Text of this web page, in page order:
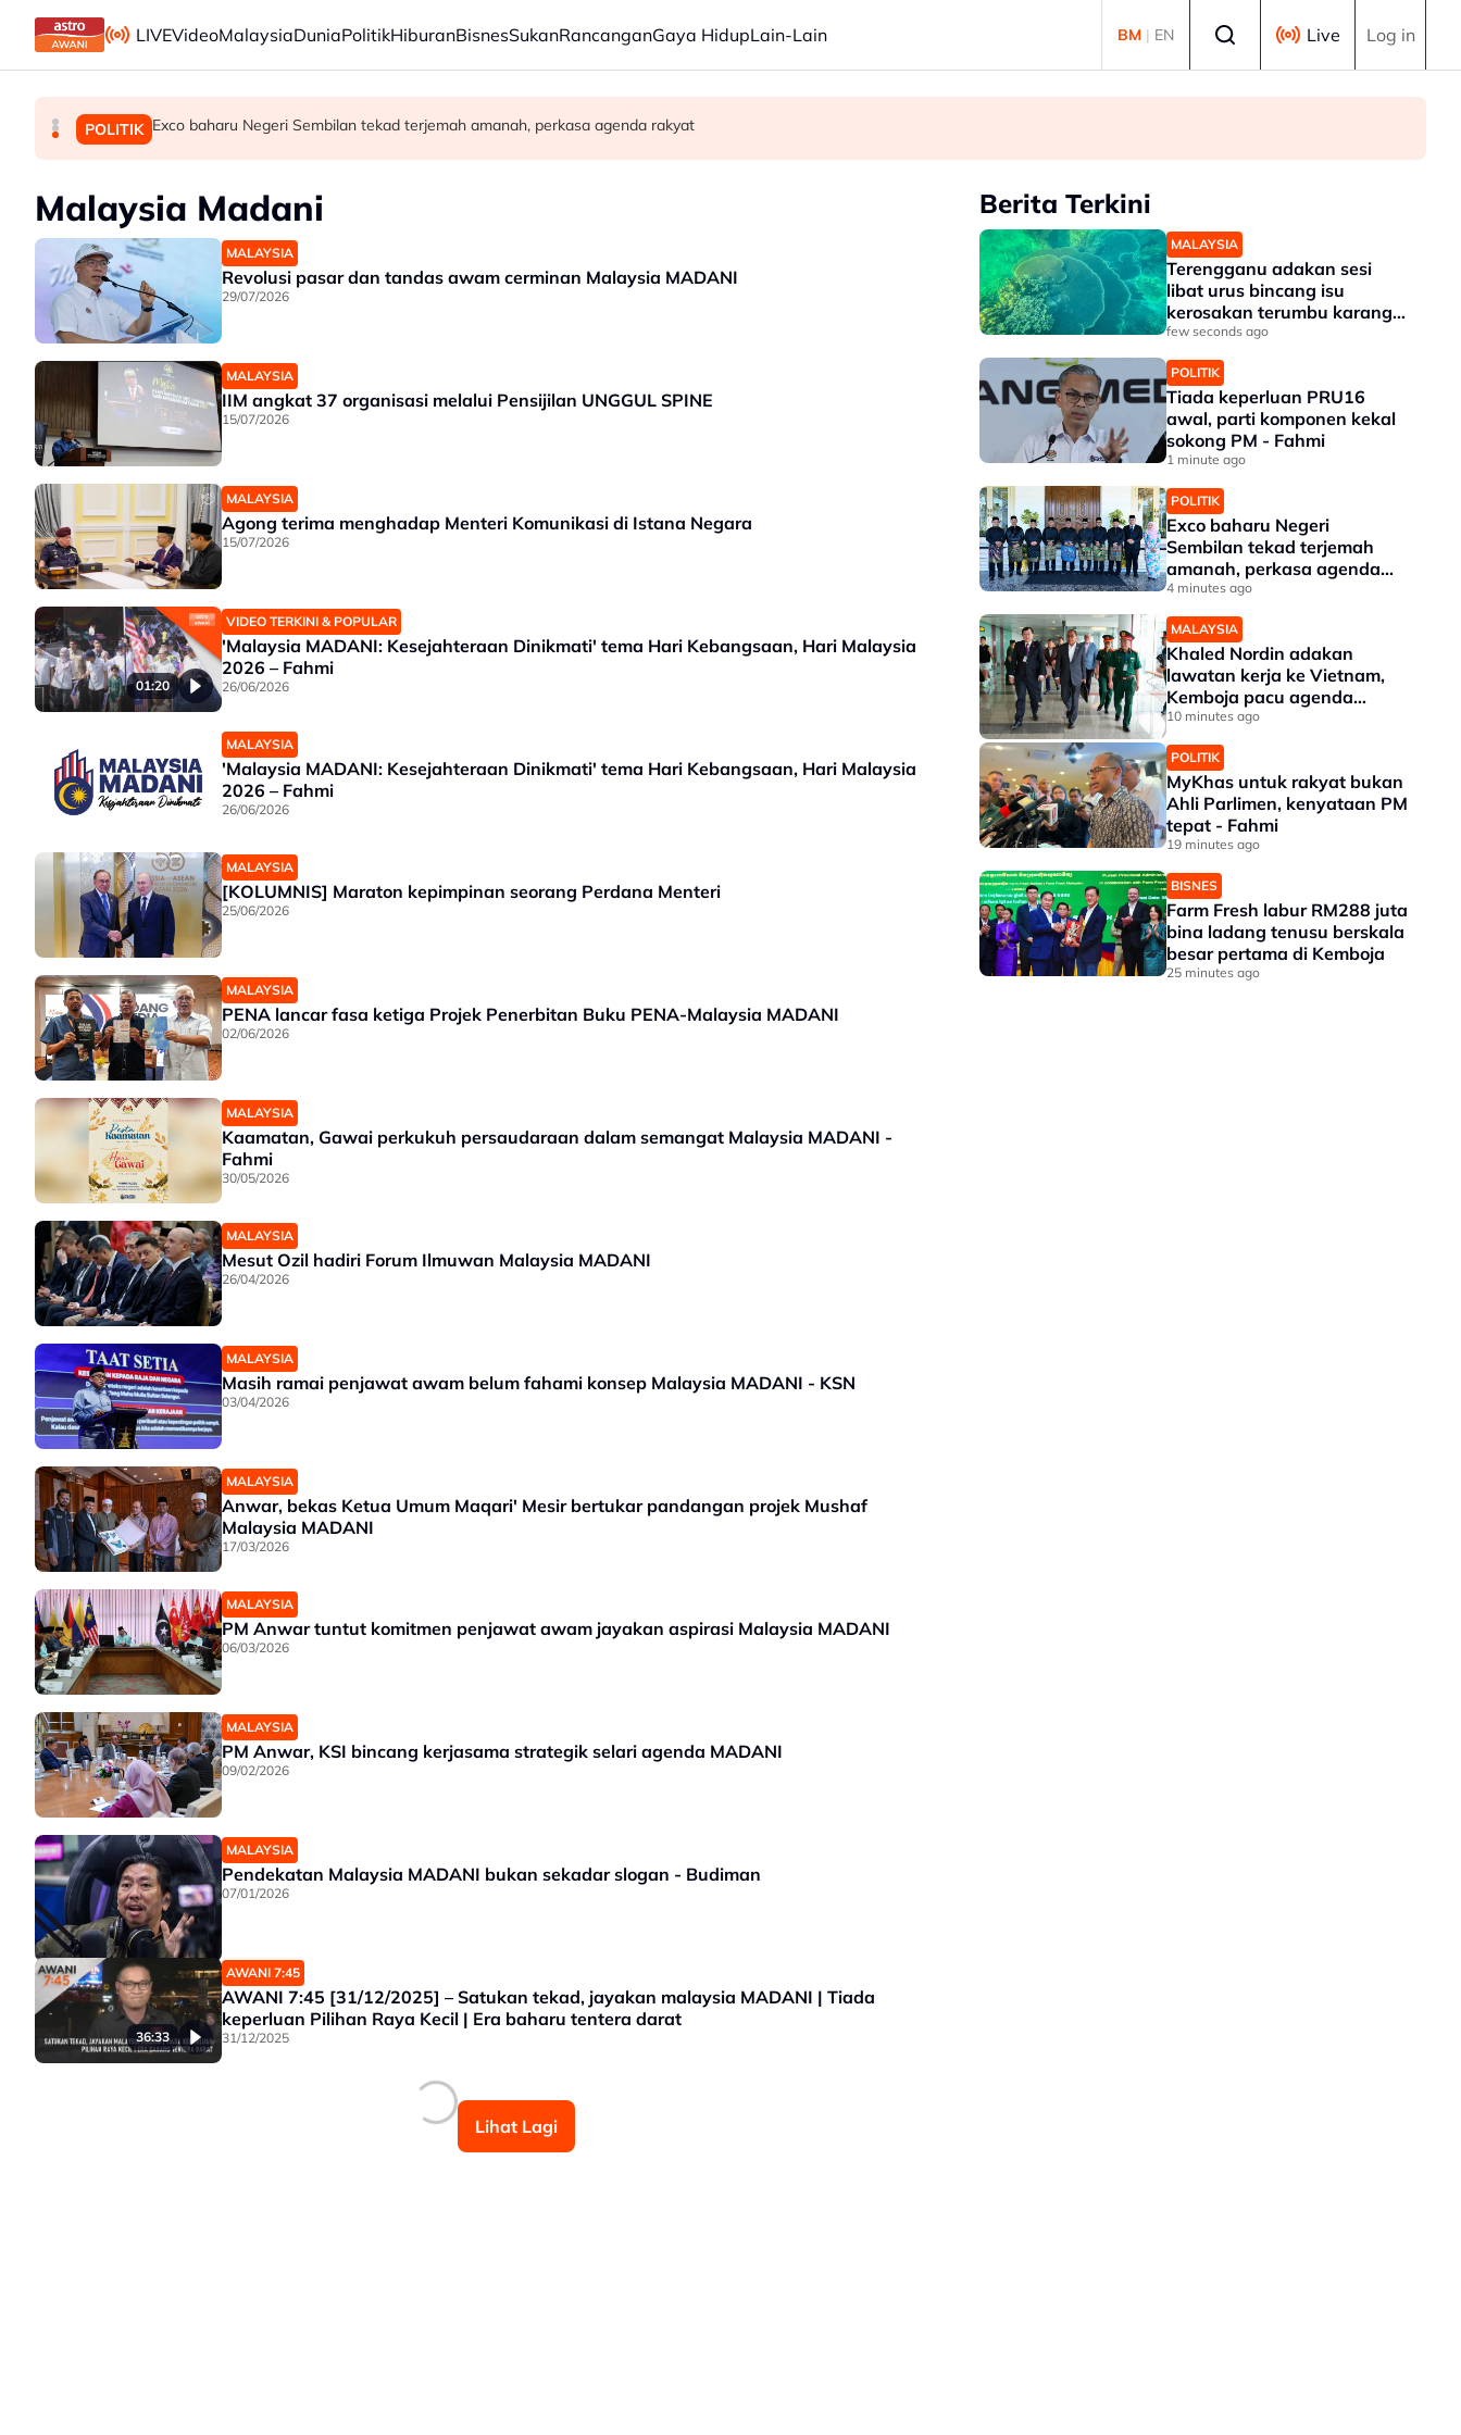
Skip to main content
LIVEVideoMalaysiaDuniaPolitikHiburanBisnesSukanRancanganGaya HidupLain-Lain BM | EN Live Log in
MALAYSIA Terengganu adakan sesi libat urus bincang isu kerosakan terumbu karang di Pulau Redang
POLITIK Tiada keperluan PRU16 awal, parti komponen kekal sokong PM - Fahmi
POLITIK Exco baharu Negeri Sembilan tekad terjemah amanah, perkasa agenda rakyat
Malaysia Madani
MALAYSIA
Revolusi pasar dan tandas awam cerminan Malaysia MADANI
29/07/2026
MALAYSIA
IIM angkat 37 organisasi melalui Pensijilan UNGGUL SPINE
15/07/2026
MALAYSIA
Agong terima menghadap Menteri Komunikasi di Istana Negara
15/07/2026
01:20
VIDEO TERKINI & POPULAR
'Malaysia MADANI: Kesejahteraan Dinikmati' tema Hari Kebangsaan, Hari Malaysia
2026 – Fahmi
26/06/2026
MALAYSIA
'Malaysia MADANI: Kesejahteraan Dinikmati' tema Hari Kebangsaan, Hari Malaysia
2026 – Fahmi
26/06/2026
MALAYSIA
[KOLUMNIS] Maraton kepimpinan seorang Perdana Menteri
25/06/2026
MALAYSIA
PENA lancar fasa ketiga Projek Penerbitan Buku PENA-Malaysia MADANI
02/06/2026
MALAYSIA
Kaamatan, Gawai perkukuh persaudaraan dalam semangat Malaysia MADANI -
Fahmi
30/05/2026
MALAYSIA
Mesut Ozil hadiri Forum Ilmuwan Malaysia MADANI
26/04/2026
MALAYSIA
Masih ramai penjawat awam belum fahami konsep Malaysia MADANI - KSN
03/04/2026
MALAYSIA
Anwar, bekas Ketua Umum Maqari' Mesir bertukar pandangan projek Mushaf
Malaysia MADANI
17/03/2026
MALAYSIA
PM Anwar tuntut komitmen penjawat awam jayakan aspirasi Malaysia MADANI
06/03/2026
MALAYSIA
PM Anwar, KSI bincang kerjasama strategik selari agenda MADANI
09/02/2026
MALAYSIA
Pendekatan Malaysia MADANI bukan sekadar slogan - Budiman
07/01/2026
36:33
AWANI 7:45
AWANI 7:45 [31/12/2025] – Satukan tekad, jayakan malaysia MADANI | Tiada
keperluan Pilihan Raya Kecil | Era baharu tentera darat
31/12/2025
Lihat Lagi
Berita Terkini
MALAYSIA
Terengganu adakan sesi
libat urus bincang isu
kerosakan terumbu karang
di Pulau Redang
few seconds ago
POLITIK
Tiada keperluan PRU16
awal, parti komponen kekal
sokong PM - Fahmi
1 minute ago
POLITIK
Exco baharu Negeri
Sembilan tekad terjemah
amanah, perkasa agenda
rakyat
4 minutes ago
MALAYSIA
Khaled Nordin adakan
lawatan kerja ke Vietnam,
Kemboja pacu agenda
pertahanan
10 minutes ago
POLITIK
MyKhas untuk rakyat bukan
Ahli Parlimen, kenyataan PM
tepat - Fahmi
19 minutes ago
BISNES
Farm Fresh labur RM288 juta
bina ladang tenusu berskala
besar pertama di Kemboja
25 minutes ago